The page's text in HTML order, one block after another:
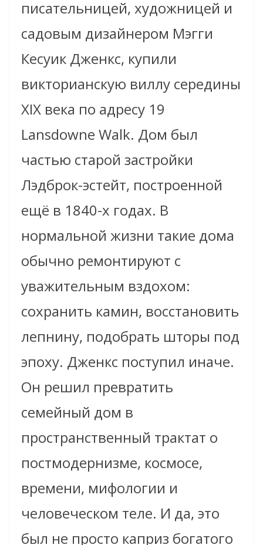
писательницей, художницей и
садовым дизайнером Мэгги
Кесуик Дженкс, купили
викторианскую виллу середины
XIX века по адресу 19
Lansdowne Walk. Дом был
частью старой застройки
Лэдброк-эстейт, построенной
ещё в 1840-х годах. В
нормальной жизни такие дома
обычно ремонтируют с
уважительным вздохом:
сохранить камин, восстановить
лепнину, подобрать шторы под
эпоху. Дженкс поступил иначе.
Он решил превратить
семейный дом в
пространственный трактат о
постмодернизме, космосе,
времени, мифологии и
человеческом теле. И да, это
был не просто каприз богатого